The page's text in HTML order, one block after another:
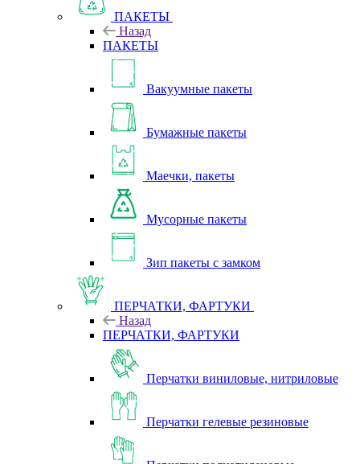
ПАКЕТЫ
Назад
ПАКЕТЫ
Вакуумные пакеты
Бумажные пакеты
Маечки, пакеты
Мусорные пакеты
Зип пакеты с замком
ПЕРЧАТКИ, ФАРТУКИ
Назад
ПЕРЧАТКИ, ФАРТУКИ
Перчатки виниловые, нитриловые
Перчатки гелевые резиновые